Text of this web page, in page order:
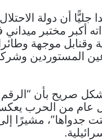
جليًّا أن دولة
مختبر ميداني
وقنابل موجهة
المستوردين
صريح بأن “الرقم
عام من الحرب يعكس
جدواها”، مشيرًا